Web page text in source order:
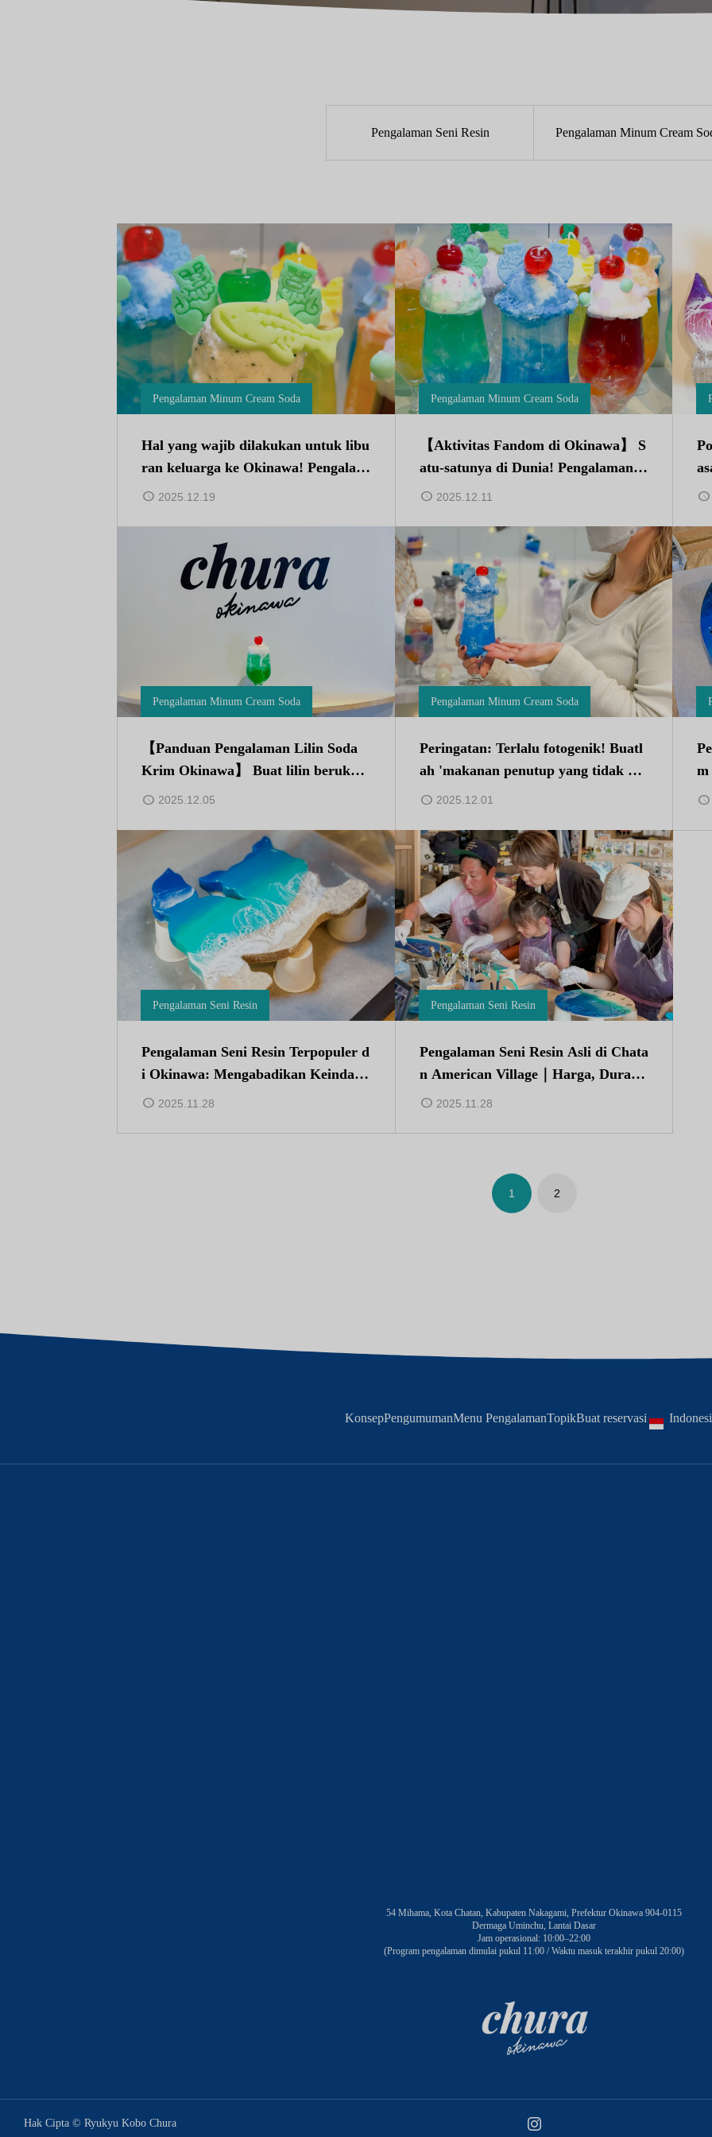
Pengalaman Seni Resin Pengalaman Minum Cream
Pengalaman Minum Cream Soda
Hal yang wajib dilakukan untuk libu
ran keluarga ke Okinawa! Pengalam
an membuat lilin dari soda krim yan
2025.12.19
Pengalaman Minum Cream Soda
【Aktivitas Fandom di Okinawa】 S
atu-satunya di Dunia! Pengalaman L
ilin Soda Krim Warna Favorit Perta
2025.12.11
Pengalaman Minum Cream Soda
【Panduan Pengalaman Lilin Soda
Krim Okinawa】 Buat lilin berukur
an asli pertama di Jepang di Okinaw
2025.12.05
Pengalaman Minum Cream Soda
Peringatan: Terlalu fotogenik! Buatl
ah 'makanan penutup yang tidak bis
a dimakan' dengan Lilin Soda Krim
2025.12.01
m
Pengalaman Seni Resin
Pengalaman Seni Resin Terpopuler d
i Okinawa: Mengabadikan Keindaha
n Laut di Ryukyu Kobo Chura
2025.11.28
Pengalaman Seni Resin
Pengalaman Seni Resin Asli di Chata
n American Village｜Harga, Durasi,
dan Barang yang Harus Dibawa
2025.11.28
1 2
KonsepPengumumanMenu PengalamanTopikBuat reservasi
54 Mihama, Kota Chatan, Kabupaten Nakagami, Prefektur Okinawa 904-0115
Dermaga Uminchu, Lantai Dasar
Jam operasional: 10:00–22:00
(Program pengalaman dimulai pukul 11:00 / Waktu masuk terakhir pukul 20:00)
Hak Cipta © Ryukyu Kobo Chura